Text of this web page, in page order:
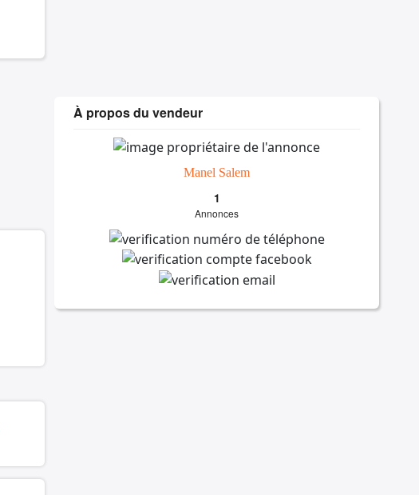
À propos du vendeur
Manel Salem
1
Annonces